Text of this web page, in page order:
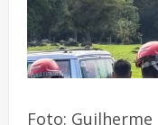
Foto: Guilherme